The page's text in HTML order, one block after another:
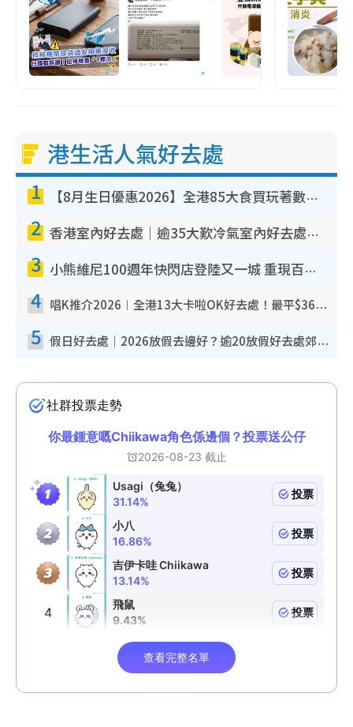
港生活人氣好去處
1 【8月生日優惠2026】全港85大食買玩著數攻略 自助餐/火鍋放題同行免費＋誠品/DONKI送現金券
2 香港室內好去處｜逾35大歎冷氣室內好去處推介 室內活動免費避雨無懼落雨
3 小熊維尼100週年快閃店登陸又一城 重現百畝森林經典場景／獨家限定盲盒登場／專屬DIY香水
4 唱K推介2026︱全港13大卡啦OK好去處！最平$36起 日文K都有！(附地址+收費詳情)
5 假日好去處｜2026放假去邊好？逾20放假好去處郊外/秘景 休閒半日或一日遊